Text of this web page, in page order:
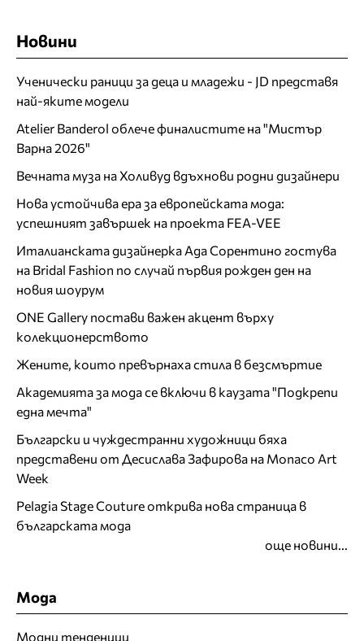
Новини
Ученически раници за деца и младежи - JD представя
най-яките модели
Atelier Banderol облече финалистите на "Мистър
Варна 2026"
Вечната муза на Холивуд вдъхнови родни дизайнери
Нова устойчива ера за европейската мода:
успешният завършек на проекта FEA-VEE
Италианската дизайнерка Ада Сорентино гостува
на Bridal Fashion по случай първия рожден ден на
новия шоурум
ONE Gallery постави важен акцент върху
колекционерството
Жените, които превърнаха стила в безсмъртие
Академията за мода се включи в каузата "Подкрепи
една мечта"
Български и чуждестранни художници бяха
представени от Десислава Зафирова на Monaco Art
Week
Pelagia Stage Couture открива нова страница в
българската мода
още новини...
Мода
Модни тенденции